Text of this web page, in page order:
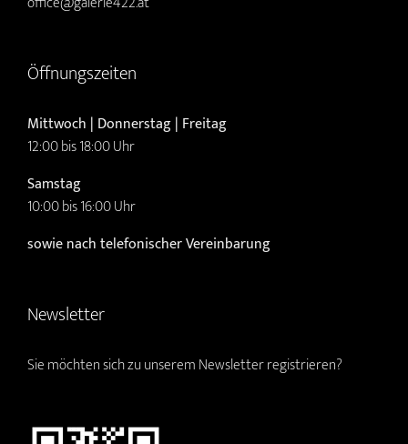
Öffnungszeiten
Mittwoch | Donnerstag | Freitag
12:00 bis 18:00 Uhr
Samstag
10:00 bis 16:00 Uhr
sowie nach telefonischer Vereinbarung
Newsletter
Sie möchten sich zu unserem Newsletter registrieren?